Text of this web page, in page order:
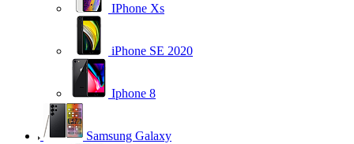
IPhone Xs
iPhone SE 2020
Iphone 8
Samsung Galaxy